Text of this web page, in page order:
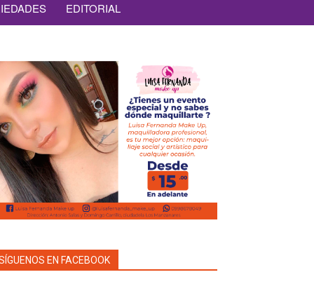
EDITORIAL
EN FACEBOOK